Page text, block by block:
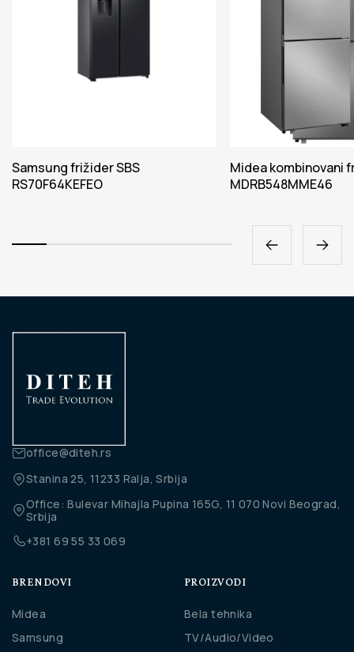
Samsung frižider SBS
RS70F64KEFEO
Midea kombinovani
MDRB548MME46
office@diteh.rs
Stanina 25, 11233 Ralja, Srbija
Office: Bulevar Mihajla Pupina 165G, 11 070 Novi Beograd,
Srbija
+381 69 55 33 069
BRENDOVI
Midea
Samsung
PROIZVODI
Bela tehnika
TV/Audio/Video